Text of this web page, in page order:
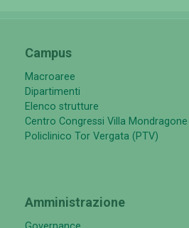
Campus
Macroaree
Dipartimenti
Elenco strutture
Centro Congressi Villa Mondragone
Policlinico Tor Vergata (PTV)
Amministrazione